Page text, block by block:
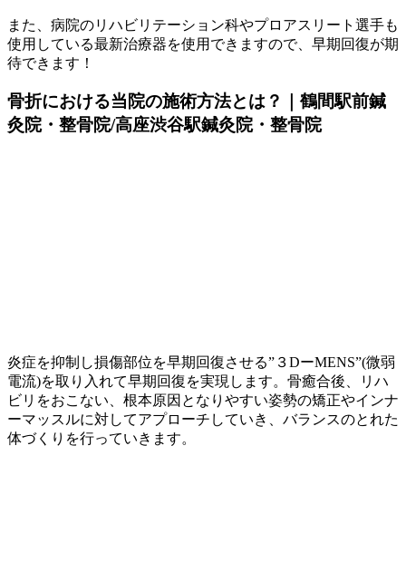
また、病院のリハビリテーション科やプロアスリート選手も
使用している最新治療器を使用できますので、早期回復が期
待できます！
骨折における当院の施術方法とは？｜鶴間駅前鍼
灸院・整骨院/高座渋谷駅鍼灸院・整骨院
炎症を抑制し損傷部位を早期回復させる”３DーMENS”(微弱
電流)を取り入れて早期回復を実現します。骨癒合後、リハ
ビリをおこない、根本原因となりやすい姿勢の矯正やインナ
ーマッスルに対してアプローチしていき、バランスのとれた
体づくりを行っていきます。